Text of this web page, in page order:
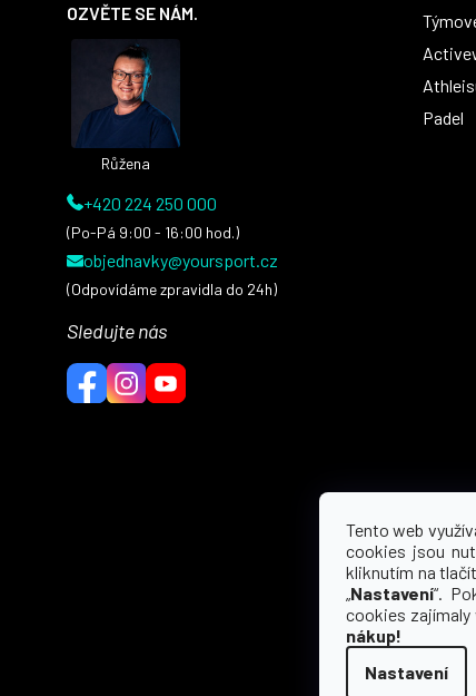
Tento web
cookies jsou
kliknutím na
„Nastavení“.
cookies
nákup!
Nastavení
OZVĚTE SE NÁM.
Růžena
+420 224 250 000
(Po-Pá 9:00 - 16:00 hod.)
objednavky@yoursport.cz
(Odpovídáme zpravidla do 24h)
Sledujte nás
Padel